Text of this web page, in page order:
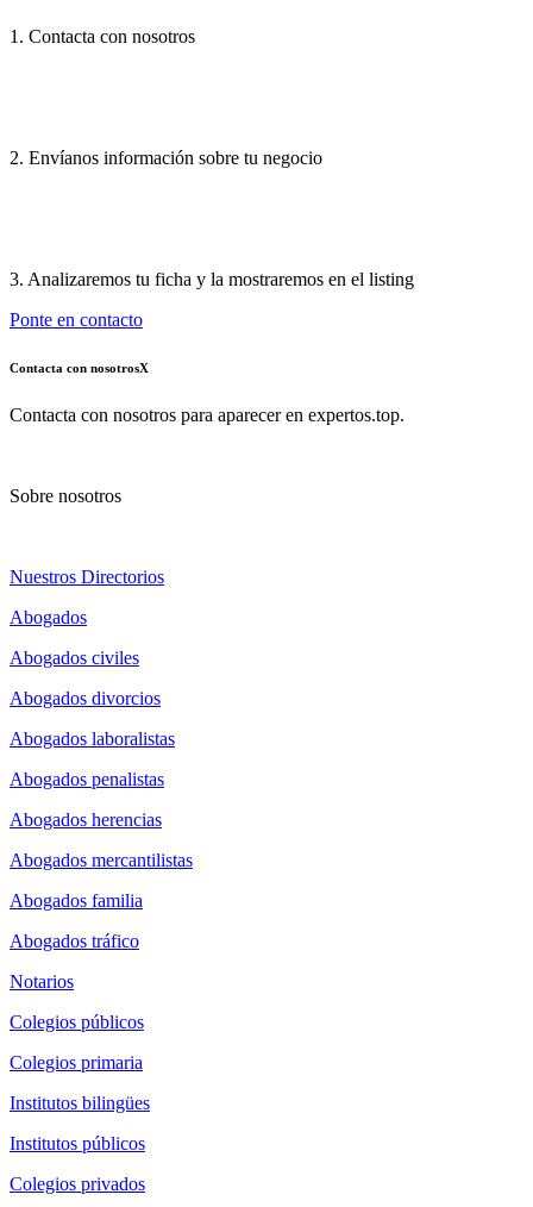
1. Contacta con nosotros
2. Envíanos información sobre tu negocio
3. Analizaremos tu ficha y la mostraremos en el listing
Ponte en contacto
Contacta con nosotrosX
Contacta con nosotros para aparecer en expertos.top.
Sobre nosotros
Nuestros Directorios
Abogados
Abogados civiles
Abogados divorcios
Abogados laboralistas
Abogados penalistas
Abogados herencias
Abogados mercantilistas
Abogados familia
Abogados tráfico
Notarios
Colegios públicos
Colegios primaria
Institutos bilingües
Institutos públicos
Colegios privados